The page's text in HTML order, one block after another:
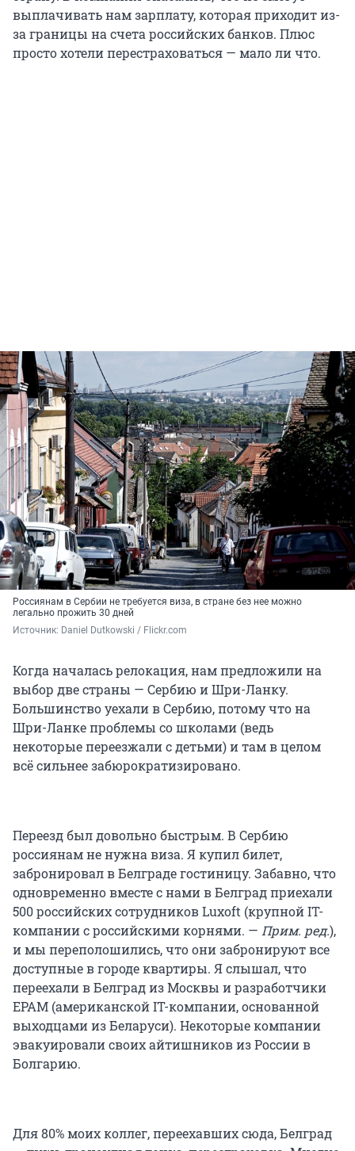
выплачивать нам зарплату, которая приходит из-
за границы на счета российских банков. Плюс
просто хотели перестраховаться — мало ли что.
Россиянам в Сербии не требуется виза, в стране без нее можно
легально прожить 30 дней
Источник: Daniel Dutkowski / Flickr.com
Когда началась релокация, нам предложили на
выбор две страны — Сербию и Шри-Ланку.
Большинство уехали в Сербию, потому что на
Шри-Ланке проблемы со школами (ведь
некоторые переезжали с детьми) и там в целом
всё сильнее забюрократизировано.
Переезд был довольно быстрым. В Сербию
россиянам не нужна виза. Я купил билет,
забронировал в Белграде гостиницу. Забавно, что
одновременно вместе с нами в Белград приехали
500 российских сотрудников Luxoft (крупной IT-
компании с российскими корнями. — Прим. ред.),
и мы переполошились, что они забронируют все
доступные в городе квартиры. Я слышал, что
переехали в Белград из Москвы и разработчики
EPAM (американской IT-компании, основанной
выходцами из Беларуси). Некоторые компании
эвакуировали своих айтишников из России в
Болгарию.
Для 80% моих коллег, переехавших сюда, Белград